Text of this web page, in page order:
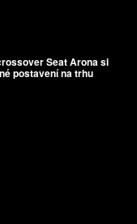
Seat Arona si
postavení na trhu